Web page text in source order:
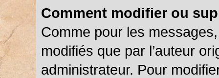
Comment modifier ou
Comme pour les
modifiés que par l’auteur
administrateur. Pour